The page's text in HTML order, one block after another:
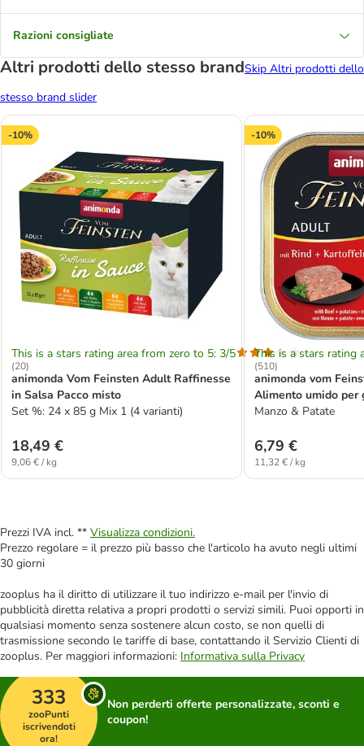
Razioni consigliate
Altri prodotti dello stesso brandSkip Altri prodotti dello
stesso brand slider
-10%
This is a stars rating area from zero to 5: 3/5
(20)
animonda Vom Feinsten Adult Raffinesse
in Salsa Pacco misto
Set %: 24 x 85 g Mix 1 (4 varianti)
18,49 €
9,06 € / kg
-10%
This is a stars rating
(510)
animonda vom
Alimento umido per
Manzo & Patate
6,79 €
11,32 € / kg
Prezzi IVA incl. ** Visualizza condizioni.
Prezzo regolare = il prezzo più basso che l'articolo ha avuto negli ultimi
30 giorni
zooplus ha il diritto di utilizzare il tuo indirizzo e-mail per l'invio di
pubblicità diretta relativa a propri prodotti o servizi simili. Puoi opporti in
qualsiasi momento senza sostenere alcun costo, se non quelli di
trasmissione secondo le tariffe di base, contattando il Servizio Clienti di
zooplus. Per maggiori informazioni: Informativa sulla Privacy
333
zooPunti
iscrivendoti
ora!
Non perderti offerte personalizzate, sconti e
coupon!